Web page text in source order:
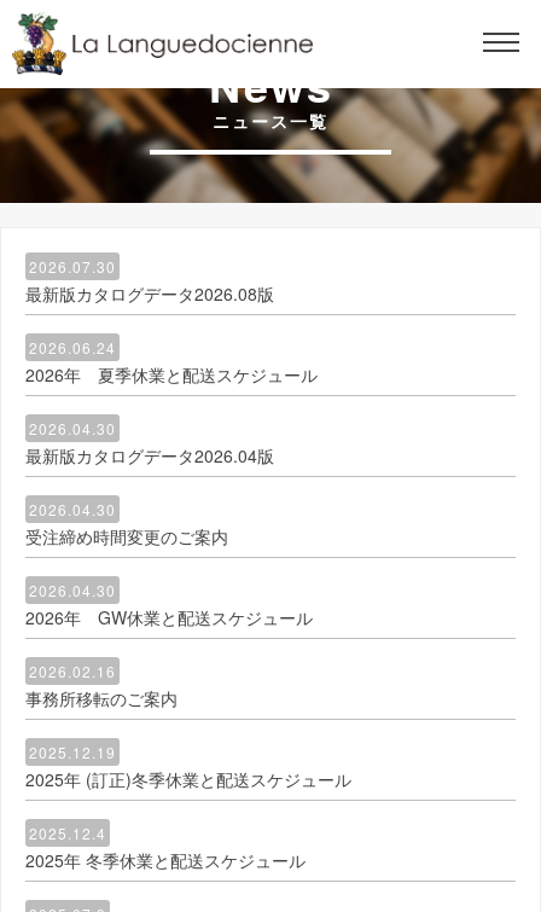
News
ニュース一覧
2026.07.30
最新版カタログデータ2026.08版
2026.06.24
2026年 夏季休業と配送スケジュール
2026.04.30
最新版カタログデータ2026.04版
2026.04.30
受注締め時間変更のご案内
2026.04.30
2026年 GW休業と配送スケジュール
2026.02.16
事務所移転のご案内
2025.12.19
2025年 (訂正)冬季休業と配送スケジュール
2025.12.4
2025年 冬季休業と配送スケジュール